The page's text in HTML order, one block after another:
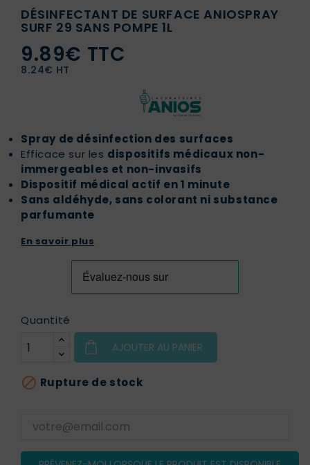
DÉSINFECTANT DE SURFACE ANIOSPRAY
SURF 29 SANS POMPE 1L
9.89€ TTC
8.24€ HT
Spray de désinfection des surfaces
Efficace sur les dispositifs médicaux non-
immergeables et non-invasifs
Dispositif médical actif en 1 minute
Sans aldéhyde, sans colorant ni substance
parfumante
En savoir plus
Quantité
AJOUTER AU PANIER
 Rupture de stock